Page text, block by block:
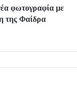
φωτογραφία με
της Φαίδρα